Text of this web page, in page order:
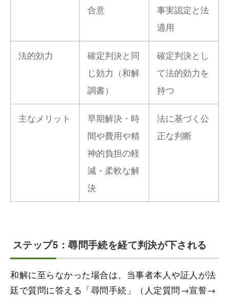
合意
事実認定と法
適用
法的効力
確定判決と同
じ効力（和解
調書）
確定判決とし
て法的効力を
持つ
主なメリット
早期解決・時
間や費用や精
神的負担の軽
減・柔軟な解
決
法に基づく公
正な判断
ステップ5：尋問手続を経て判決が下される
和解に至らなかった場合は、当事者本人や証人が法
廷で質問に答える「尋問手続」（人定質問→宣誓→